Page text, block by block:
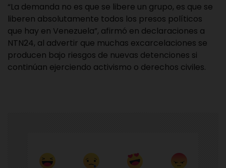
“La demanda no es que se libere un grupo, es que se
liberen absolutamente todos los presos políticos
que hay en Venezuela”, afirmó en declaraciones a
NTN24, al advertir que muchas excarcelaciones se
producen bajo riesgos de nuevas detenciones si
continúan ejerciendo activismo o derechos civiles.